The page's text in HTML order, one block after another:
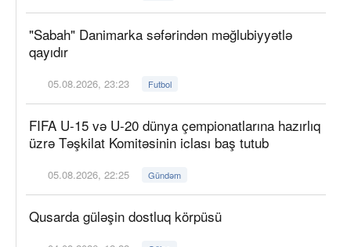
"Sabah" Danimarka səfərindən məğlubiyyətlə
qayıdır
05.08.2026, 23:23 Futbol
FIFA U-15 və U-20 dünya çempionatlarına hazırlıq
üzrə Təşkilat Komitəsinin iclası baş tutub
05.08.2026, 22:25 Gündəm
Qusarda güləşin dostluq körpüsü